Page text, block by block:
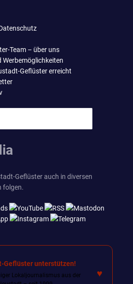
Team – über uns
Werbemöglichkeiten
Geflüster erreicht
Geflüster auch in diversen
folgen.
Geflüster unterstützen!
Lokaljournalismus aus der
♥